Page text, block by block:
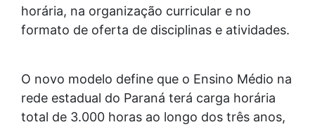
horária, na organização curricular e no
formato de oferta de disciplinas e atividades.
O novo modelo define que o Ensino Médio na
rede estadual do Paraná terá carga horária
total de 3.000 horas ao longo dos três anos,